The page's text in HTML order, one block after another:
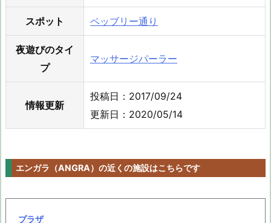
スポット ペッブリー通り
夜遊びのタイ
プ
マッサージパーラー
情報更新
投稿日：2017/09/24
更新日：2020/05/14
エンガラ（ANGRA）の近くの施設はこちらです
プラザ